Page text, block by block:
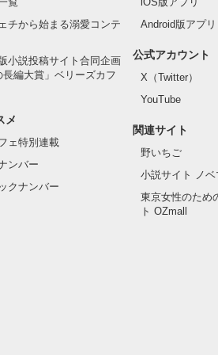
チから始まる溺愛コンテ
小説投稿サイト合同企画
長編大賞」ベリーズカフ
メ
ェ特別連載
ンバー
クナンバー
Android版アプリ
公式アカウント
X（Twitter）
YouTube
関連サイト
野いちご
小説サイト ノベ
東京女性のため
ト OZmall